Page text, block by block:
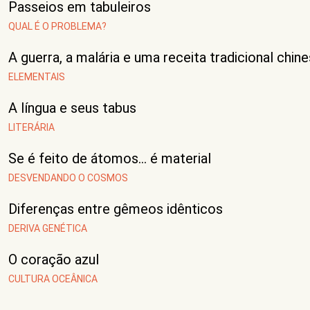
Passeios em tabuleiros
QUAL É O PROBLEMA?
A guerra, a malária e uma receita tradicional
ELEMENTAIS
A língua e seus tabus
LITERÁRIA
Se é feito de átomos… é material
DESVENDANDO O COSMOS
Diferenças entre gêmeos idênticos
DERIVA GENÉTICA
O coração azul
CULTURA OCEÂNICA